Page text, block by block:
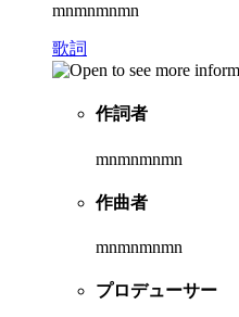
mnmnmnmn
歌詞
作詞者
mnmnmnmn
作曲者
mnmnmnmn
プロデューサー